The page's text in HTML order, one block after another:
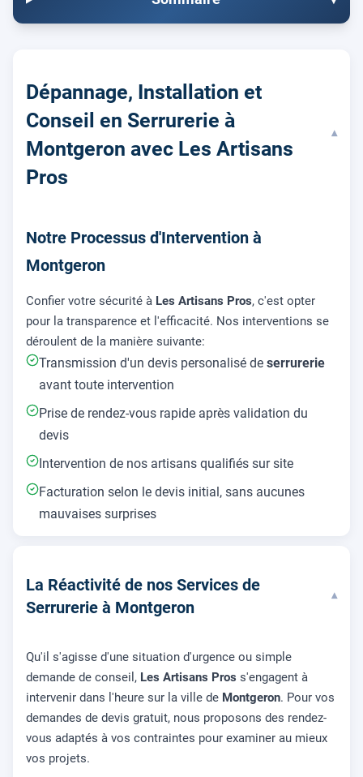
Dépannage, Installation et
Conseil en Serrurerie à
Montgeron avec Les Artisans
Pros
▾
Notre Processus d'Intervention à
Montgeron
Confier votre sécurité à Les Artisans Pros, c'est opter
pour la transparence et l'efficacité. Nos interventions se
déroulent de la manière suivante:
Transmission d'un devis personalisé de serrurerie
avant toute intervention
Prise de rendez-vous rapide après validation du
devis
Intervention de nos artisans qualifiés sur site
Facturation selon le devis initial, sans aucunes
mauvaises surprises
La Réactivité de nos Services de
Serrurerie à Montgeron
▾
Qu'il s'agisse d'une situation d'urgence ou simple
demande de conseil, Les Artisans Pros s'engagent à
intervenir dans l'heure sur la ville de Montgeron. Pour vos
demandes de devis gratuit, nous proposons des rendez-
vous adaptés à vos contraintes pour examiner au mieux
vos projets.